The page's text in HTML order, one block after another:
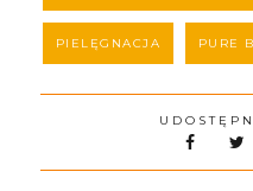
PIELĘGNACJA PURE